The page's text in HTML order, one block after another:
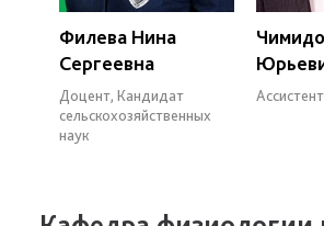
Филева Нина
Сергеевна
Доцент, Кандидат
сельскохозяйственных
наук
Ассистент